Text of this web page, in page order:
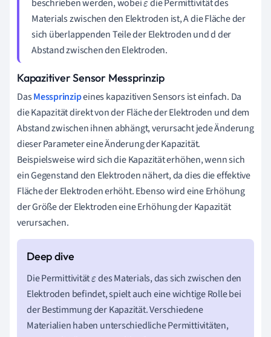
beschrieben werden, wobeiεdie Permittivität des
Materials zwischen den Elektroden ist, A die Fläche der
sich überlappenden Teile der Elektroden und d der
Abstand zwischen den Elektroden.
Kapazitiver Sensor Messprinzip
DasMessprinzipeines kapazitiven Sensors ist einfach. Da
die Kapazität direkt von der Fläche der Elektroden und dem
Abstand zwischen ihnen abhängt, verursacht jede Änderung
dieser Parameter eine Änderung der Kapazität.
Beispielsweise wird sich die Kapazität erhöhen, wenn sich
ein Gegenstand den Elektroden nähert, da dies die effektive
Fläche der Elektroden erhöht. Ebenso wird eine Erhöhung
der Größe der Elektroden eine Erhöhung der Kapazität
verursachen.
Die Permittivitätεdes Materials, das sich zwischen den
Elektroden befindet, spielt auch eine wichtige Rolle bei
der Bestimmung der Kapazität. Verschiedene
Materialien haben unterschiedliche Permittivitäten,